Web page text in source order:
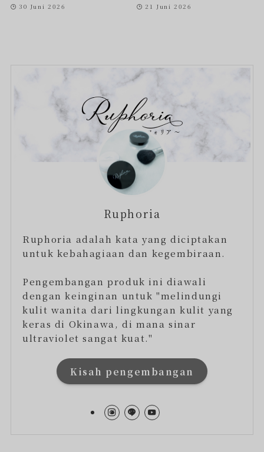
30 Juni 2026 21 Juni 2026
Ruphoria
Ruphoria adalah kata yang diciptakan
untuk kebahagiaan dan kegembiraan.
Pengembangan produk ini diawali
dengan keinginan untuk "melindungi
kulit wanita dari lingkungan kulit yang
keras di Okinawa, di mana sinar
ultraviolet sangat kuat."
Kisah pengembangan